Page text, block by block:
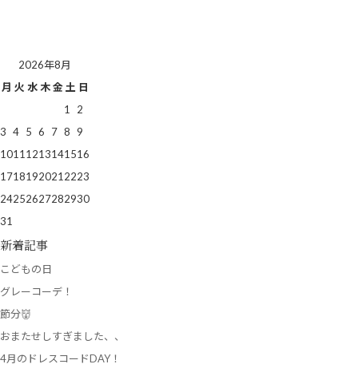
2026年8月
月 火 水 木 金 土 日
1
2
3 4 5 6 7 8 9
1011 1213141516
1718192021 2223
24252627282930
31
新着記事
こどもの日
グレーコーデ！
節分👹
おまたせしすぎました、、
4月のドレスコードDAY！